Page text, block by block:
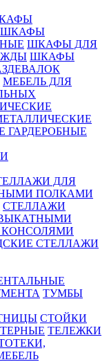
ШКАФЫ
ШКАФЫ ДЛЯ
ШКАФЫ
МЕБЕЛЬ ДЛЯ
ГАРДЕРОБНЫЕ
ДЛЯ
ПОЛКАМИ
СТЕЛЛАЖИ
СТЕЛЛАЖИ
ТУМБЫ
СТОЙКИ
ТЕЛЕЖКИ